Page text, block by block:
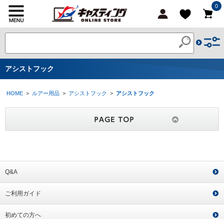
0
アシストフック
HOME > ルアー用品 > アシストフック > アシストフック
Q&A
ご利用ガイド
初めての方へ